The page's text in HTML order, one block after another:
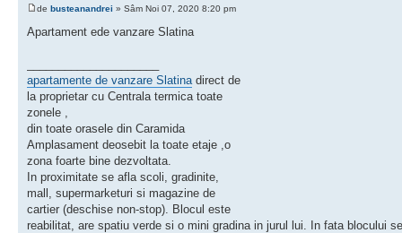
de busteanandrei » Sâm Noi 07, 2020 8:20 pm
Apartament ede vanzare Slatina
apartamente de vanzare Slatina direct de
la proprietar cu Centrala termica toate
zonele ,
din toate orasele din Caramida
Amplasament deosebit la toate etaje ,o
zona foarte bine dezvoltata.
In proximitate se afla scoli, gradinite,
mall, supermarketuri si magazine de
cartier (deschise non-stop). Blocul este
reabilitat, are spatiu verde si o mini gradina in jurul lui. In fata blocului